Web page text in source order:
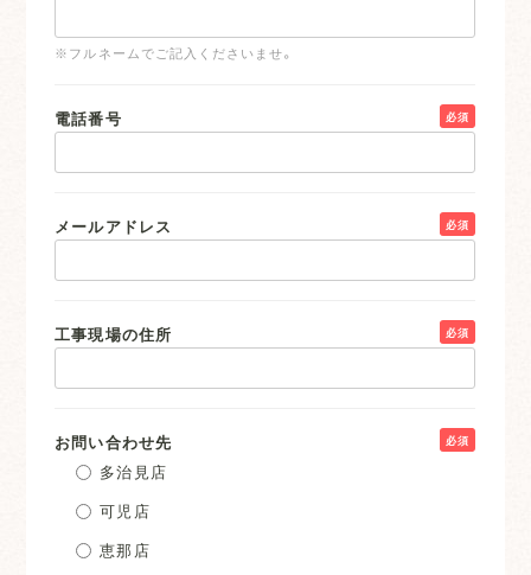
※フルネームでご記入くださいませ。
電話番号 必須
メールアドレス 必須
工事現場の住所 必須
お問い合わせ先 必須
多治見店
可児店
恵那店